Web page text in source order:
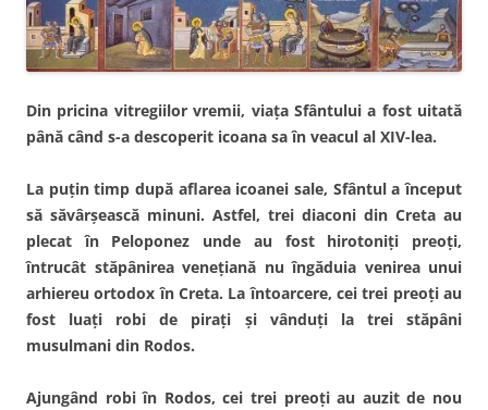
Din pricina vitregiilor vremii, viaţa Sfântului a fost uitată
până când s-a descoperit icoana sa în veacul al XIV-lea.
La puţin timp după aflarea icoanei sale, Sfântul a început
să săvârşească minuni. Astfel, trei diaconi din Creta au
plecat în Peloponez unde au fost hirotoniţi preoţi,
întrucât stăpânirea veneţiană nu îngăduia venirea unui
arhiereu ortodox în Creta. La întoarcere, cei trei preoţi au
fost luaţi robi de piraţi şi vânduţi la trei stăpâni
musulmani din Rodos.
Ajungând robi în Rodos, cei trei preoţi au auzit de nou